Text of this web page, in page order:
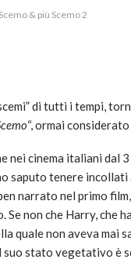
Scemo & più Scemo 2
di tutti i tempi,
“, ormai
nei cinema italiani dal
saputo tenere
narrato nel primo
Se non che Harry, che
quale non aveva mai
stato vegetativo è
quale
prato
786